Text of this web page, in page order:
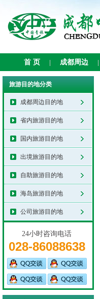
首 页 成都周边
旅游目的地分类
成都周边目的地
省内旅游目的地
国内旅游目的地
出境旅游目的地
自助旅游目的地
海岛旅游目的地
公司旅游目的地
24小时咨询电话
028-86088638